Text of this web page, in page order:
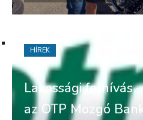
Lakossági felhívás
az OTP Mozgó
HÍREK